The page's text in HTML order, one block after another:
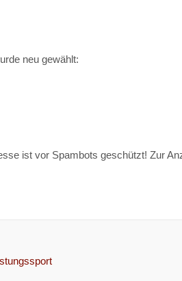
neu gewählt:
ist vor Spambots geschützt! Zur